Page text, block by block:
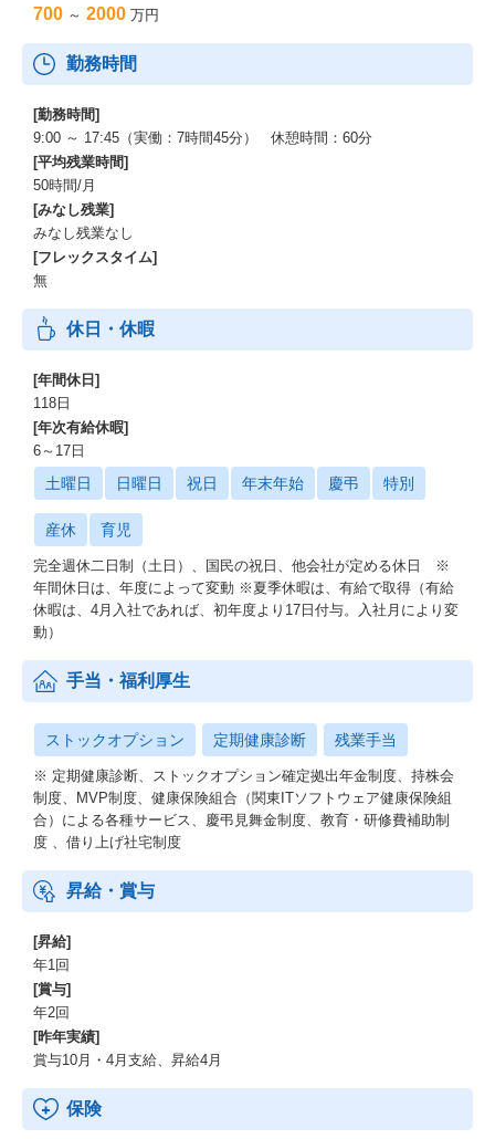
700 ～ 2000 万円
勤務時間
[勤務時間]
9:00 ～ 17:45（実働：7時間45分） 休憩時間：60分
[平均残業時間]
50時間/月
[みなし残業]
みなし残業なし
[フレックスタイム]
無
休日・休暇
[年間休日]
118日
[年次有給休暇]
6～17日
土曜日 日曜日 祝日 年末年始 慶弔 特別
産休 育児
完全週休二日制（土日）、国民の祝日、他会社が定める休日 ※
年間休日は、年度によって変動 ※夏季休暇は、有給で取得（有給
休暇は、4月入社であれば、初年度より17日付与。入社月により変
動）
手当・福利厚生
ストックオプション 定期健康診断 残業手当
※ 定期健康診断、ストックオプション確定拠出年金制度、持株会
制度、MVP制度、健康保険組合（関東ITソフトウェア健康保険組
合）による各種サービス、慶弔見舞金制度、教育・研修費補助制
度 、借り上げ社宅制度
昇給・賞与
[昇給]
年1回
[賞与]
年2回
[昨年実績]
賞与10月・4月支給、昇給4月
保険